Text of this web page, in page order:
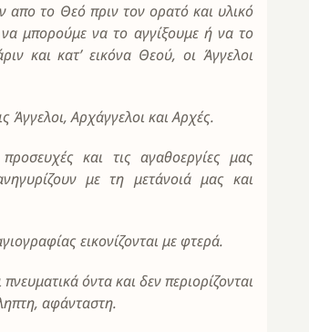
το Θεό πριν τον ορατό και υλικό
μπορούμε να το αγγίξουμε ή να το
και κατ’ εικόνα Θεού, οι Άγγελοι
Άγγελοι, Αρχάγγελοι και Αρχές.
και τις αγαθοεργίες μας
με τη μετάνοιά μας και
εικονίζονται με φτερά.
όντα και δεν περιορίζονται
αφάνταστη.